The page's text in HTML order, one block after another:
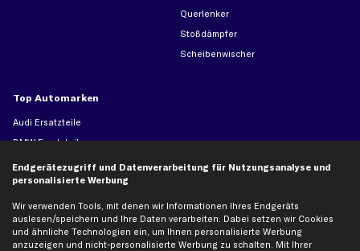
Querlenker
Stoßdämpfer
Scheibenwischer
Top Automarken
Audi Ersatzteile
BMW Ersatzteile
Ford Ersatzteile
Mercedes-Benz Ersatzteile
Opel Ersatzteile
Peugeot Ersatzteile
Renault Ersatzteile
Endgerätezugriff und Datenverarbeitung für Nutzungsanalyse und
personalisierte Werbung
Wir verwenden Tools, mit denen wir Informationen Ihres Endgeräts
auslesen/speichern und Ihre Daten verarbeiten. Dabei setzen wir Cookies
und ähnliche Technologien ein, um Ihnen personalisierte Werbung
anzuzeigen und nicht-personalisierte Werbung zu schalten. Mit Ihrer